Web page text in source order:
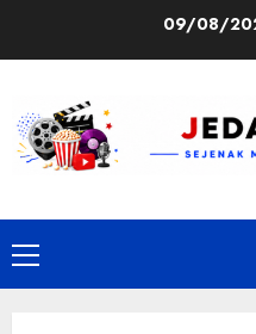
09/08/
Primary
Menu